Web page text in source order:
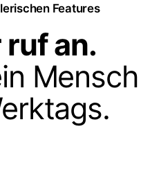
Features
an.
Mensch